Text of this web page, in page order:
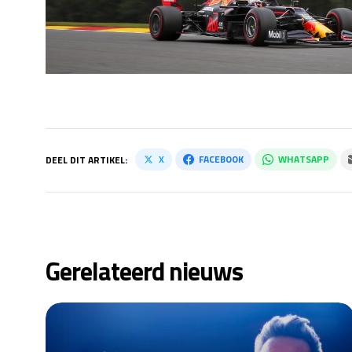
DEEL DIT ARTIKEL: X FACEBOOK WHATSAPP
Gerelateerd nieuws